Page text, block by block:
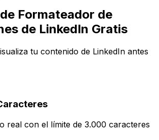
Formateador de
de LinkedIn Gratis
tu contenido de LinkedIn antes
real con el límite de 3.000 caracteres